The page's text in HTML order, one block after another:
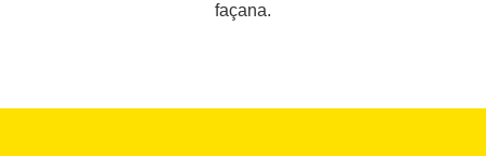
façana.